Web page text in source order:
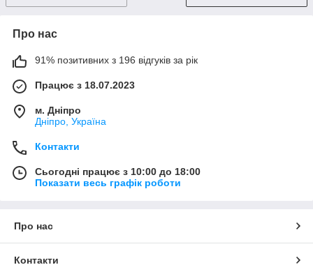
Про нас
91% позитивних з 196 відгуків за рік
Працює з 18.07.2023
м. Дніпро
Дніпро, Україна
Контакти
Сьогодні працює з 10:00 до 18:00
Показати весь графік роботи
Про нас
Контакти